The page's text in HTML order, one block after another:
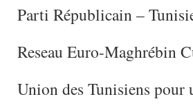
Parti Républicain –
Reseau Euro-Maghrébin
Union des Tunisiens